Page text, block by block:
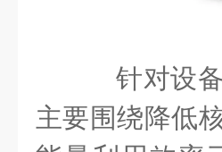
针对设备
主要围绕降低